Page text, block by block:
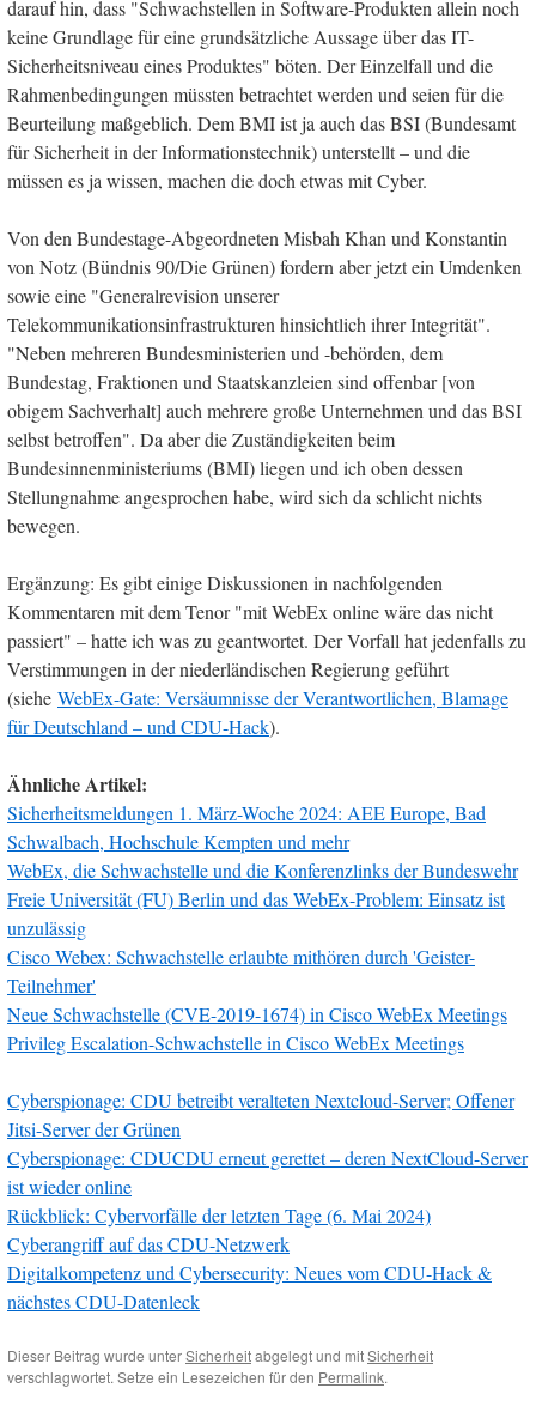
darauf hin, dass "Schwachstellen in Software-Produkten allein noch
keine Grundlage für eine grundsätzliche Aussage über das IT-
Sicherheitsniveau eines Produktes" böten. Der Einzelfall und die
Rahmenbedingungen müssten betrachtet werden und seien für die
Beurteilung maßgeblich. Dem BMI ist ja auch das BSI (Bundesamt
für Sicherheit in der Informationstechnik) unterstellt – und die
müssen es ja wissen, machen die doch etwas mit Cyber.
Von den Bundestage-Abgeordneten Misbah Khan und Konstantin
von Notz (Bündnis 90/Die Grünen) fordern aber jetzt ein Umdenken
sowie eine "Generalrevision unserer
Telekommunikationsinfrastrukturen hinsichtlich ihrer Integrität".
"Neben mehreren Bundesministerien und -behörden, dem
Bundestag, Fraktionen und Staatskanzleien sind offenbar [von
obigem Sachverhalt] auch mehrere große Unternehmen und das BSI
selbst betroffen". Da aber die Zuständigkeiten beim
Bundesinnenministeriums (BMI) liegen und ich oben dessen
Stellungnahme angesprochen habe, wird sich da schlicht nichts
bewegen.
Ergänzung: Es gibt einige Diskussionen in nachfolgenden
Kommentaren mit dem Tenor "mit WebEx online wäre das nicht
passiert" – hatte ich was zu geantwortet. Der Vorfall hat jedenfalls zu
Verstimmungen in der niederländischen Regierung geführt
(siehe WebEx-Gate: Versäumnisse der Verantwortlichen, Blamage
für Deutschland – und CDU-Hack).
Ähnliche Artikel:
Sicherheitsmeldungen 1. März-Woche 2024: AEE Europe, Bad
Schwalbach, Hochschule Kempten und mehr
WebEx, die Schwachstelle und die Konferenzlinks der Bundeswehr
Freie Universität (FU) Berlin und das WebEx-Problem: Einsatz ist
unzulässig
Cisco Webex: Schwachstelle erlaubte mithören durch 'Geister-
Teilnehmer'
Neue Schwachstelle (CVE-2019-1674) in Cisco WebEx Meetings
Privileg Escalation-Schwachstelle in Cisco WebEx Meetings
Cyberspionage: CDU betreibt veralteten Nextcloud-Server; Offener
Jitsi-Server der Grünen
Cyberspionage: CDUCDU erneut gerettet – deren NextCloud-Server
ist wieder online
Rückblick: Cybervorfälle der letzten Tage (6. Mai 2024)
Cyberangriff auf das CDU-Netzwerk
Digitalkompetenz und Cybersecurity: Neues vom CDU-Hack &
nächstes CDU-Datenleck
Dieser Beitrag wurde unterSicherheitabgelegt und mitSicherheit
verschlagwortet. Setze ein Lesezeichen für den Permalink.